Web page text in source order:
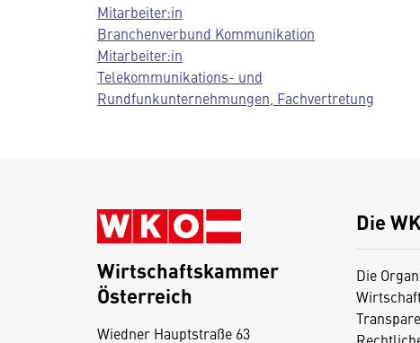
Mitarbeiter:in
Branchenverbund Kommunikation
Mitarbeiter:in
Telekommunikations- und
Rundfunkunternehmungen, Fachvertretung
Die
Die
Wirtschaftskammer
Österreich
Wiedner Hauptstraße 63